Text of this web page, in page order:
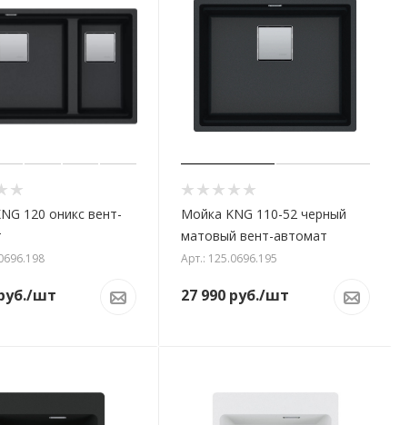
120 оникс вент-
/шт
Мойка KNG 110-52 черный
матовый вент-автомат
Арт.: 125.0696.195
27 990 руб./шт